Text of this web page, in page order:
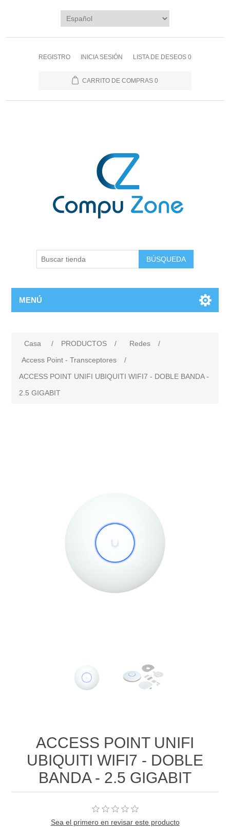
REGISTRO INICIA SESIÓN LISTA DE DESEOS 0
CARRITO DE COMPRAS 0
BÚSQUEDA
MENÚ
Casa / PRODUCTOS / Redes
/
Access Point - Transceptores
/
ACCESS POINT UNIFI UBIQUITI WIFI7 - DOBLE BANDA -
2.5 GIGABIT
ACCESS POINT UNIFI
UBIQUITI WIFI7 - DOBLE
BANDA - 2.5 GIGABIT
Sea el primero en revisar este producto